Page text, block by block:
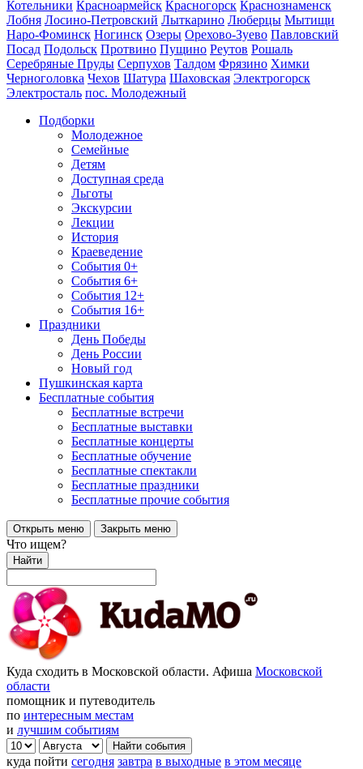
Котельники Красноармейск Красногорск Краснознаменск
Лобня Лосино-Петровский Лыткарино Люберцы Мытищи
Наро-Фоминск Ногинск Озеры Орехово-Зуево Павловский
Посад Подольск Протвино Пущино Реутов Рошаль
Серебряные Пруды Серпухов Талдом Фрязино Химки
Черноголовка Чехов Шатура Шаховская Электрогорск
Электросталь пос. Молодежный
Подборки
Молодежное
Семейные
Детям
Доступная среда
Льготы
Экскурсии
Лекции
История
Краеведение
События 0+
События 6+
События 12+
События 16+
Праздники
День Победы
День России
Новый год
Пушкинская карта
Бесплатные события
Бесплатные встречи
Бесплатные выставки
Бесплатные концерты
Бесплатные обучение
Бесплатные спектакли
Бесплатные праздники
Бесплатные прочие события
Открыть меню Закрыть меню
Что ищем?
Найти
Куда сходить в Московской области. Афиша Московской
области
помощник и путеводитель
по интересным местам
и лучшим событиям
куда пойти сегодня завтра в выходные в этом месяце